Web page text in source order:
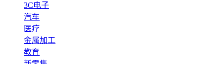
3C电子
汽车
医疗
金属加工
教育